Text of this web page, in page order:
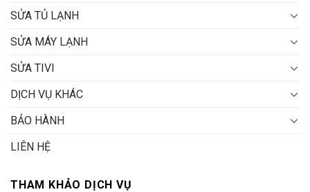
SỬA TỦ LẠNH
SỬA MÁY LẠNH
SỬA TIVI
DỊCH VỤ KHÁC
BẢO HÀNH
LIÊN HỆ
THAM KHẢO DỊCH VỤ